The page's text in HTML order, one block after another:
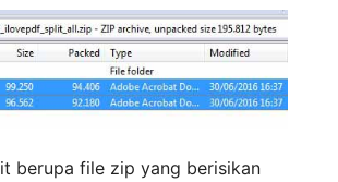
berupa file zip yang berisikan